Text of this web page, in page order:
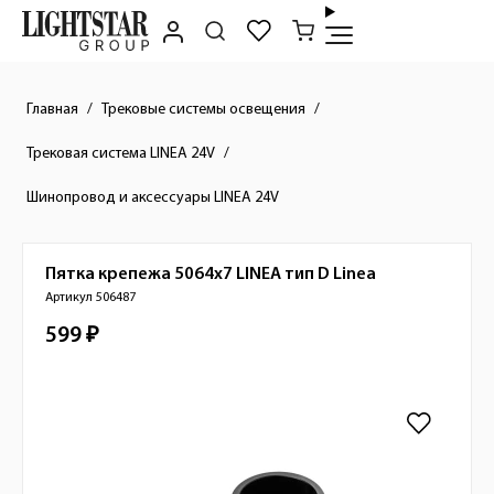
Главная Трековые системы освещения
Трековая система LINEA 24V
Шинопровод и аксессуары LINEA 24V
Краткое описание товара
Пятка крепежа 5064х7 LINEA тип D Linea
Артикул 506487
Стоимость товара
599 ₽